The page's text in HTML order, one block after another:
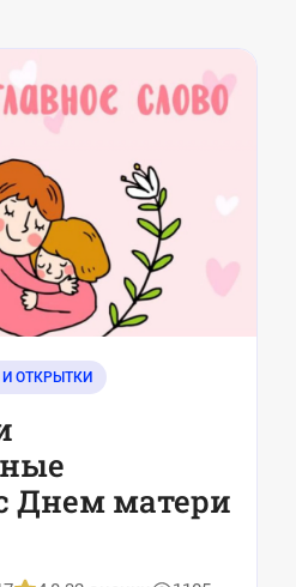
ОТКРЫТКИ
Днем матери